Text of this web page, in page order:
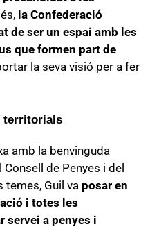
la Confederació
de ser un espai amb les
que formen part de
la seva visió per a fer
territorials
amb la benvinguda
Consell de Penyes i del
temes, Guil va posar en
i totes les
servei a penyes i